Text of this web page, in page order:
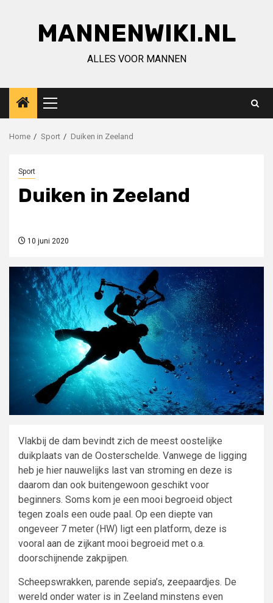
MANNENWIKI.NL
ALLES VOOR MANNEN
Primair
menu
Home Sport Duiken in Zeeland
Sport
Duiken in Zeeland
10 juni 2020
Vlakbij de dam bevindt zich de meest oostelijke
duikplaats van de Oosterschelde. Vanwege de ligging
heb je hier nauwelijks last van stroming en deze is
daarom dan ook buitengewoon geschikt voor
beginners. Soms kom je een mooi begroeid object
tegen zoals een oude paal. Op een diepte van
ongeveer 7 meter (HW) ligt een platform, deze is
vooral aan de zijkant mooi begroeid met o.a.
doorschijnende zakpijpen.
Scheepswrakken, parende sepia’s, zeepaardjes. De
wereld onder water is in Zeeland minstens even